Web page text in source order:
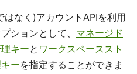
はなく)アカウントAPIを利用
ションとして、 マネージド
キーと ワークスペーススト
ーを指定することができま